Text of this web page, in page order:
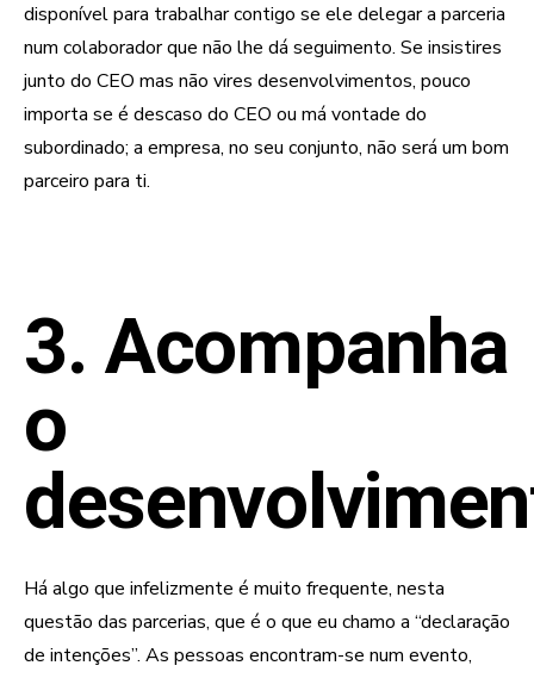
disponível para trabalhar contigo se ele delegar a parceria
num colaborador que não lhe dá seguimento. Se insistires
junto do CEO mas não vires desenvolvimentos, pouco
importa se é descaso do CEO ou má vontade do
subordinado; a empresa, no seu conjunto, não será um bom
parceiro para ti.
3. Acompanha
o
Há algo que infelizmente é muito frequente, nesta
questão das parcerias, que é o que eu chamo a “declaração
de intenções”. As pessoas encontram-se num evento,